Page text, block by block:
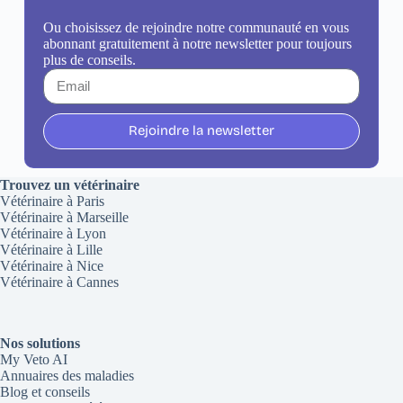
Ou choisissez de rejoindre notre communauté en vous
abonnant gratuitement à notre newsletter pour toujours
plus de conseils.
Rejoindre la newsletter
Trouvez un vétérinaire
Vétérinaire à Paris
Vétérinaire à Marseille
Vétérinaire à Lyon
Vétérinaire à Lille
Vétérinaire à Nice
Vétérinaire à Cannes
Nos solutions
My Veto AI
Annuaires des maladies
Blog et conseils